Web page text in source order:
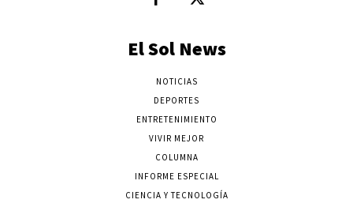
El Sol News
NOTICIAS
DEPORTES
ENTRETENIMIENTO
VIVIR MEJOR
COLUMNA
INFORME ESPECIAL
CIENCIA Y TECNOLOGÍA